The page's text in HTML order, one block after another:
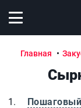
Открыть меню
Главная